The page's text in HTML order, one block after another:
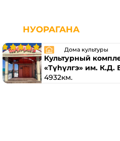
НУОРАГАНА
Дома культуры
Культурный
«Түһүлгэ» им. К.Д.
4932км.